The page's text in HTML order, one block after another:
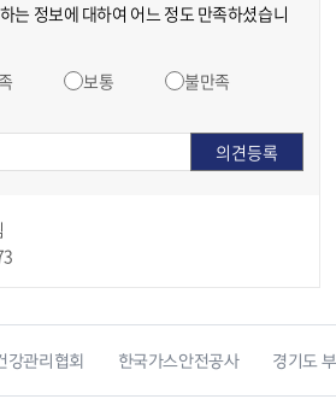
는 정보에 대하여 어느 정도 만족하셨습니
보통
불만족
강관리협회 한국가스안전공사 경기도